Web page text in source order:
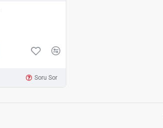
Soru Sor